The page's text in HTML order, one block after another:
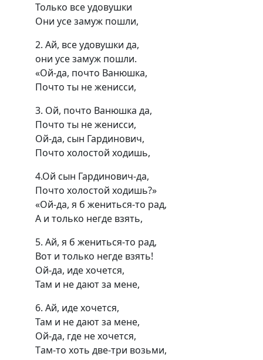
Только все удовушки
Они усе замуж пошли,
2. Ай, все удовушки да,
они усе замуж пошли.
«Ой-да, почто Ванюшка,
Почто ты не женисси,
3. Ой, почто Ванюшка да,
Почто ты не женисси,
Ой-да, сын Гардинович,
Почто холостой ходишь,
4.Ой сын Гардинович-да,
Почто холостой ходишь?»
«Ой-да, я б жениться-то рад,
А и только негде взять,
5. Ай, я б жениться-то рад,
Вот и только негде взять!
Ой-да, иде хочется,
Там и не дают за мене,
6. Ай, иде хочется,
Там и не дают за мене,
Ой-да, где не хочется,
Tам-то хоть две-три возьми,